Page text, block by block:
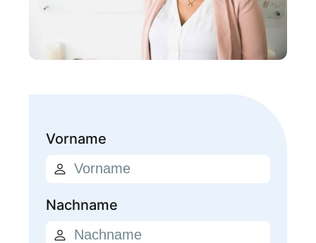
Vorname
Nachname